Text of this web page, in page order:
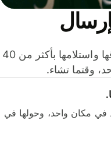
وفّر المال عند إرسال الأموال وإنفاقها واستلامها بأكثر من 40
تشاء.
مكان واحد، وحولها في